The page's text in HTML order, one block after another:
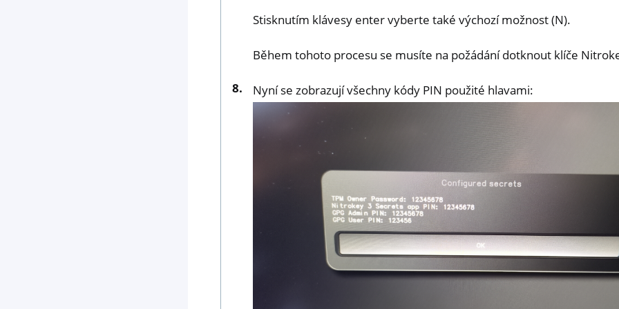
Stisknutím klávesy enter vyberte také výchozí možnost (N).
Během tohoto procesu se musíte na požádání dotknout klíče
Nyní se zobrazují všechny kódy PIN použité hlavami: